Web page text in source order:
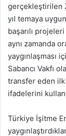
gerçekleştirilen
yıl temaya
başarılı
aynı zamanda
yaygınlaşması
Sabancı Vakfı
transfer eden
ifadelerini
Türkiye İşitme